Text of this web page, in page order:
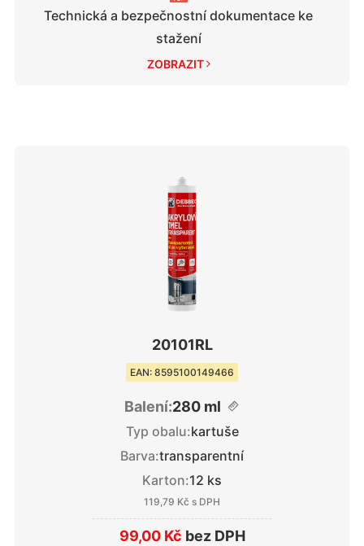
Technická a bezpečnostní dokumentace ke
stažení
ZOBRAZIT
20101RL
EAN: 8595100149466
Balení:280 ml
Typ obalu:kartuše
Barva:transparentní
Karton:12 ks
119,79 Kč s DPH
99,00 Kč bez DPH